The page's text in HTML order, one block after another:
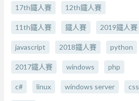
17th鐵人賽 12th鐵人賽
11th鐵人賽 鐵人賽 2019鐵人賽
javascript 2018鐵人賽 python
2017鐵人賽 windows php
c# linux windows server css